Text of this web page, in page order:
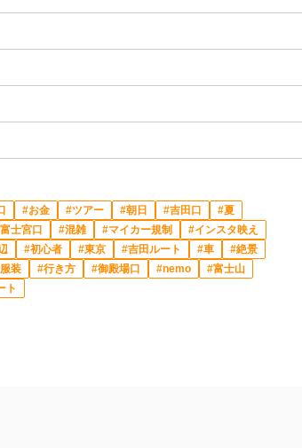
お金 ツアー 朝日 吉田口
夏
富士宮口 混雑 マイカー規制
インスタ映え
初心者 東京 吉田ルート 車
絶景
服装 行き方 御殿場口 nemo
富士山
ト